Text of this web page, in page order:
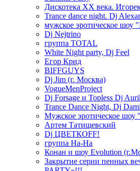
Дискотека ХХ века.
Trance dance night. Dj
мужское эротическое шоу
Dj Nejtrino
группа TOTAL
White Night party, Dj Feel
Егор Крид
BIFFGUYS
Dj Jim (г. Москва)
VogueMenProject
Dj Forsage и Topless Dj
Trance Dance Night, Dj
Мужское эротическое шоу
Артем Татищевский
Dj ЦВЕТКOFF!
группа На-На
Конан и шоу Evolution
Закрытие серии пенных